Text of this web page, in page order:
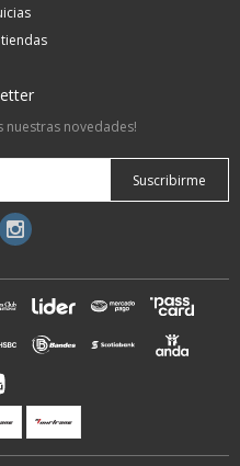
nuestras novedades!
Suscribirme
